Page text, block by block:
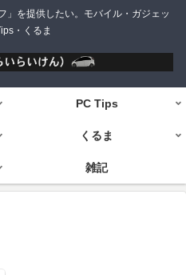
」を提供したい。モバイル・ガジェッ
・くるま
PC Tips
くるま
雑記